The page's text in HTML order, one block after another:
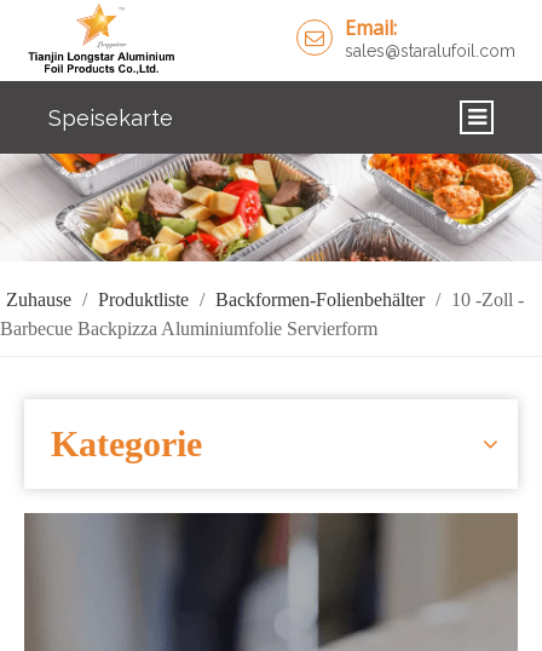
Email:
sales@staralufoil.com
Speisekarte
ZUHAUSE
PRODUKTE
ÜBER UNS
LÖSUNGEN
NACHRICHTEN
KONTAKTIERE UNS
Zuhause / Produktliste / Backformen-Folienbehälter / 10 -Zoll -
Barbecue Backpizza Aluminiumfolie Servierform
Kategorie